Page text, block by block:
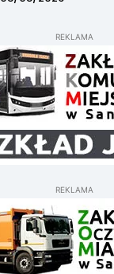
REKLAMA
REKLAMA